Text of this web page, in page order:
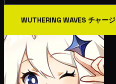
WUTHERING WAVES チャージ